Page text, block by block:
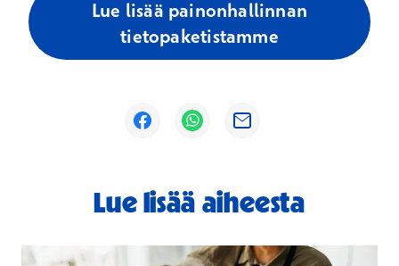
Lue lisää painonhallinnan
tietopaketistamme
Avautuu uuteen ikkunaan
Avautuu uuteen ikkunaan
Avautuu uuteen ikkunaan
Lue lisää aiheesta